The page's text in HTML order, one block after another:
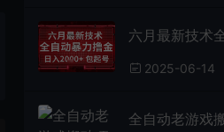
2025-06-14